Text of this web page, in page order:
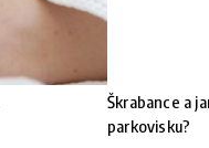
Škrabance a
parkovisku?